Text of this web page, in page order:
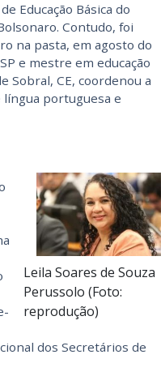
Educação Básica do
Contudo, foi
na pasta, em agosto do
e mestre em educação
Sobral, CE, coordenou a
língua portuguesa e
Leila Soares de Souza
Perussolo (Foto:
reprodução)
dos Secretários de